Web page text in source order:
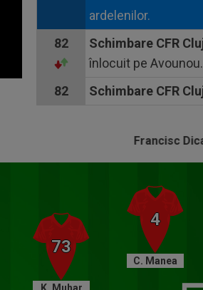
ardelenilor.
82
Schimbare CFR
înlocuit pe Avounou.
82
Schimbare CFR
Cartonaş galben
Schimbare Farul
Rivaldinho l-a
78
C. Manea
Francisc